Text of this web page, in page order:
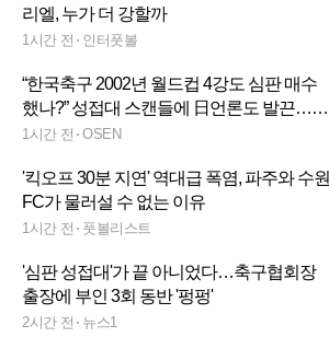
리엘, 누가 더 강할까
1시간 전 인터풋볼
“한국축구 2002년 월드컵 4강도 심판 매수
했나?” 성접대 스캔들에 日언론도 발끈…국
제망신 비화되나
1시간 전 OSEN
'킥오프 30분 지연' 역대급 폭염, 파주와 수원
FC가 물러설 수 없는 이유
1시간 전 풋볼리스트
'심판 성접대'가 끝 아니었다…축구협회장
출장에 부인 3회 동반 '펑펑'
2시간 전 뉴스1